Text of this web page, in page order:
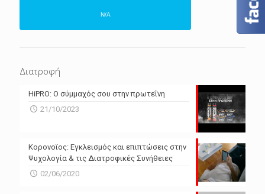
N/A
N/A
Powered by Forecast.io
Διατροφή
HiPRO: Ο σύμμαχός σου στην πρωτεΐνη
21/10/2023
Κορονοϊος: Εγκλεισμός και επιπτώσεις στην
Ψυχολογία & τις Διατροφικές Συνήθειες
02/06/2020